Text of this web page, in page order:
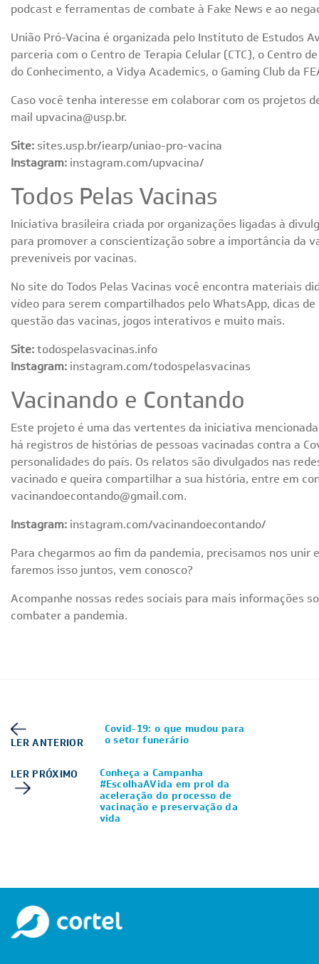
podcast e ferramentas de combate à Fake News e ao
União Pró-Vacina é organizada pelo Instituto de Estudos
parceria com o Centro de Terapia Celular (CTC), o Centro
do Conhecimento, a Vidya Academics, o Gaming Club da
Caso você tenha interesse em colaborar com os projetos
mail upvacina@usp.br.
Site: sites.usp.br/iearp/uniao-pro-vacina
Instagram: instagram.com/upvacina/
Todos Pelas Vacinas
Iniciativa brasileira criada por organizações ligadas à
para promover a conscientização sobre a importância da
preveníveis por vacinas.
No site do Todos Pelas Vacinas você encontra materiais
vídeo para serem compartilhados pelo WhatsApp, dicas
questão das vacinas, jogos interativos e muito mais.
Site:todospelasvacinas.info
Instagram: instagram.com/todospelasvacinas
Vacinando e Contando
Este projeto é uma das vertentes da iniciativa
há registros de histórias de pessoas vacinadas contra a
personalidades do país. Os relatos são divulgados nas
vacinado e queira compartilhar a sua história, entre em
vacinandoecontando@gmail.com.
Instagram: instagram.com/vacinandoecontando/
Para chegarmos ao fim da pandemia, precisamos nos unir
faremos isso juntos, vem conosco?
Acompanhe nossas redes sociais para mais informações
combater a pandemia.
LER ANTERIOR
Covid-19: o que mudou para
o setor funerário
LER PRÓXIMO
Conheça a Campanha
#EscolhaAVida em prol da
aceleração do processo de
vacinação e preservação da
vida